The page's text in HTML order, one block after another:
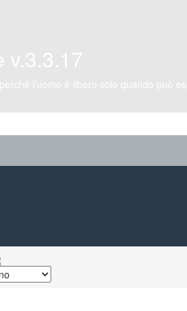
v.3.3.17
l’uomo è libero solo quando può